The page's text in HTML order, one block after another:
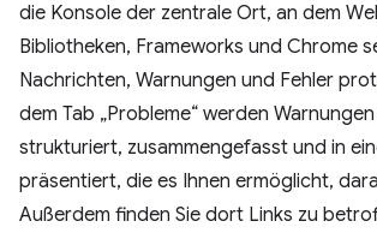
die Konsole der zentrale Ort, an dem
Bibliotheken, Frameworks und Chrome
Nachrichten, Warnungen und Fehler
dem Tab „Probleme“ werden
strukturiert, zusammengefasst und in
präsentiert, die es Ihnen ermöglicht,
Außerdem finden Sie dort Links zu